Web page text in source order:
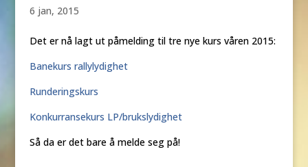
6 jan, 2015
Det er nå lagt ut påmelding til tre nye kurs våren 2015:
Banekurs rallylydighet
Runderingskurs
Konkurransekurs LP/brukslydighet
Så da er det bare å melde seg på!